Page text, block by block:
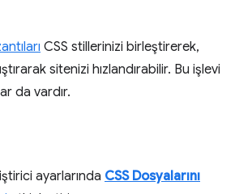
CSS stillerinizi birleştirerek,
sitenizi hızlandırabilir. Bu işlevi
da vardır.
ayarlarında CSS Dosyalarını